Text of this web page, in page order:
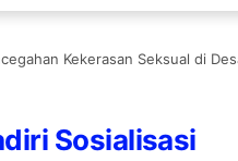
Kekerasan Seksual di
Sosialisasi